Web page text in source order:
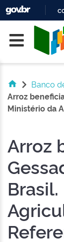
Skip navigation
Banco
Arroz
Ministério da
Arroz